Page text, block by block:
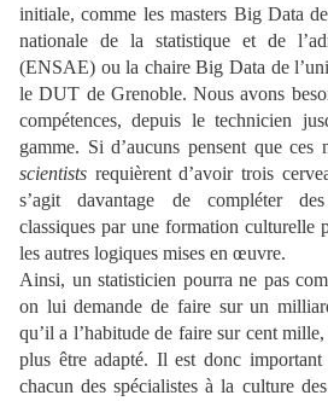
initiale, comme les masters Big Data
nationale de la statistique et de
(ENSAE) ou la chaire Big Data de
le DUT de Grenoble. Nous avons
compétences, depuis le technicien
gamme. Si d’aucuns pensent que ces
scientists requièrent d’avoir trois
s’agit davantage de compléter
classiques par une formation culturelle
les autres logiques mises en œuvre.
Ainsi, un statisticien pourra ne pas
on lui demande de faire sur un
qu’il a l’habitude de faire sur cent
plus être adapté. Il est donc
chacun des spécialistes à la culture